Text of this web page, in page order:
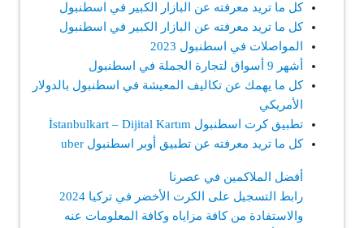
كل ما تريد معرفته عن البازار الكبير في اسطنبول
كل ما تريد معرفته عن البازار الكبير في اسطنبول
المواصلات في اسطنبول 2023
أشهر 9 أسواق لتجارة الجملة في اسطنبول
كل ما يهمك عن تكاليف المعيشة في اسطنبول بالدولار
الأمريكي
تطبيق كرت اسطنبول İstanbulkart – Dijital Kartım
كل ما تريد معرفته عن تطبيق أوبر اسطنبول uber
أفضل الملاكمين في عصرنا
رابط التسجيل على الكرت الأخضر في تركيا 2024
والاستفادة من كافة مزاياه وكافة المعلومات عنه